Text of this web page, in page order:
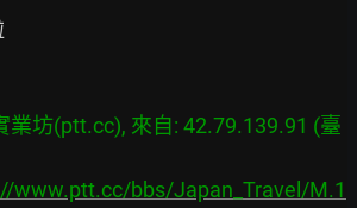
業坊(ptt.cc), 來自: 42.79.139.91 (臺
www.ptt.cc/bbs/Japan_Travel/M.1